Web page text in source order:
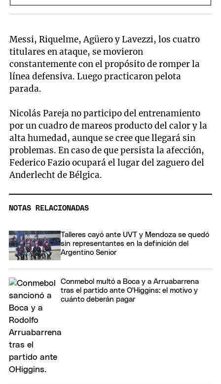
Messi, Riquelme, Agüero y Lavezzi, los cuatro
titulares en ataque, se movieron
constantemente con el propósito de romper la
línea defensiva. Luego practicaron pelota
parada.
Nicolás Pareja no participo del entrenamiento
por un cuadro de mareos producto del calor y la
alta humedad, aunque se cree que llegará sin
problemas. En caso de que persista la afección,
Federico Fazio ocupará el lugar del zaguero del
Anderlecht de Bélgica.
NOTAS RELACIONADAS
Talleres cayó ante UVT y Mendoza se quedó
sin representantes en la definición del
Argentino Senior
Conmebol multó a Boca y a Arruabarrena
tras el partido ante O'Higgins: el motivo y
cuánto deberán pagar